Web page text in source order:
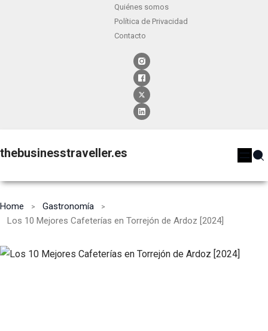
Quiénes somos
Política de Privacidad
Contacto
thebusinesstraveller.es
Home
Gastronomía
Los 10 Mejores Cafeterías en Torrejón de Ardoz [2024]